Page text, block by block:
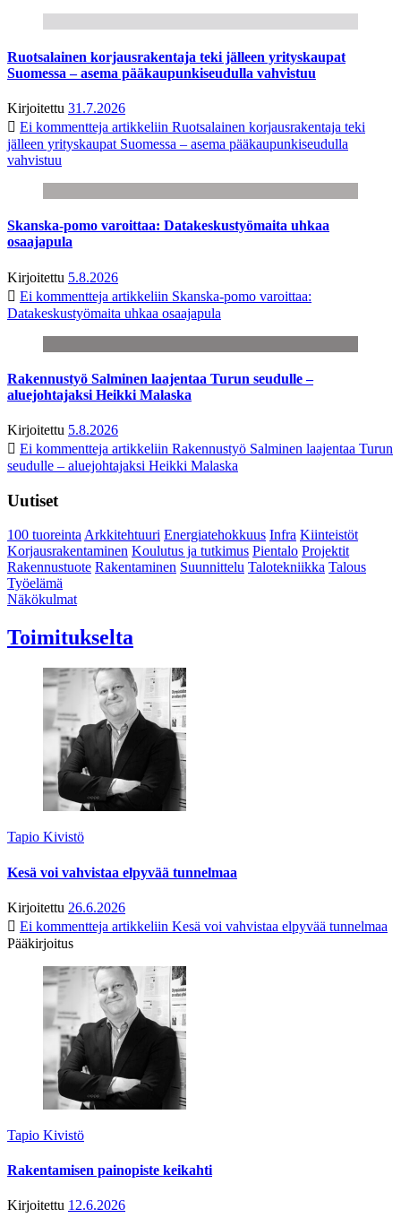
Ruotsalainen korjausrakentaja teki jälleen yrityskaupat
Suomessa – asema pääkaupunkiseudulla vahvistuu
Kirjoitettu 31.7.2026
Ei kommentteja artikkeliin Ruotsalainen korjausrakentaja teki
jälleen yrityskaupat Suomessa – asema pääkaupunkiseudulla
vahvistuu
Skanska-pomo varoittaa: Datakeskustyömaita uhkaa
osaajapula
Kirjoitettu 5.8.2026
Ei kommentteja artikkeliin Skanska-pomo varoittaa:
Datakeskustyömaita uhkaa osaajapula
Rakennustyö Salminen laajentaa Turun seudulle –
aluejohtajaksi Heikki Malaska
Kirjoitettu 5.8.2026
Ei kommentteja artikkeliin Rakennustyö Salminen laajentaa Turun
seudulle – aluejohtajaksi Heikki Malaska
Uutiset
100 tuoreintaArkkitehtuuri Energiatehokkuus Infra Kiinteistöt
Korjausrakentaminen Koulutus ja tutkimus Pientalo Projektit
Rakennustuote Rakentaminen Suunnittelu Talotekniikka Talous
Työelämä
Näkökulmat
Toimitukselta
Tapio Kivistö
Kesä voi vahvistaa elpyvää tunnelmaa
Kirjoitettu 26.6.2026
Ei kommentteja artikkeliin Kesä voi vahvistaa elpyvää tunnelmaa
Pääkirjoitus
Tapio Kivistö
Rakentamisen painopiste keikahti
Kirjoitettu 12.6.2026